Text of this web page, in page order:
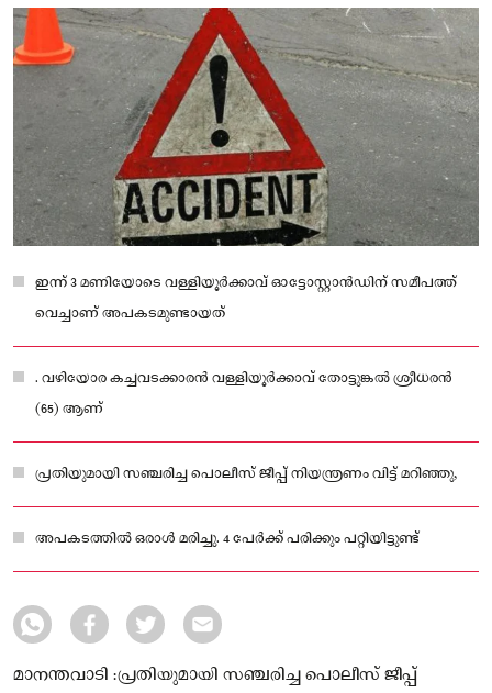
ഇന്ന് 3 മണിയോടെ വള്ളിയൂർക്കാവ് ഓട്ടോസ്റ്റാൻഡിന് സമീപത്ത്
വെച്ചാണ് അപകടമുണ്ടായത്
. വഴിയോര കച്ചവടക്കാരൻ വള്ളിയൂർക്കാവ് തോട്ടുങ്കൽ ശ്രീധരൻ
(65) ആണ്
പ്രതിയുമായി സഞ്ചരിച്ച പൊലീസ് ജീപ്പ് നിയന്ത്രണം വിട്ട് മറിഞ്ഞു,
അപകടത്തിൽ ഒരാൾ മരിച്ചു. 4 പേർക്ക് പരിക്കും പറ്റിയിട്ടുണ്ട്
മാനന്തവാടി :പ്രതിയുമായി സഞ്ചരിച്ച പൊലീസ് ജീപ്പ്